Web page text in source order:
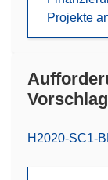
Projekte
(öffnet
H2020-SC1-